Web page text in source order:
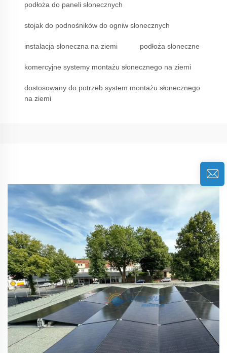
podłoża do paneli słonecznych
stojak do podnośników do ogniw słonecznych
instalacja słoneczna na ziemi podłoża słoneczne
komercyjne systemy montażu słonecznego na ziemi
dostosowany do potrzeb system montażu słonecznego
na ziemi